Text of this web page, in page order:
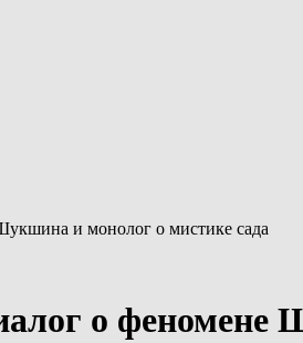
и монолог о мистике сада
о феномене